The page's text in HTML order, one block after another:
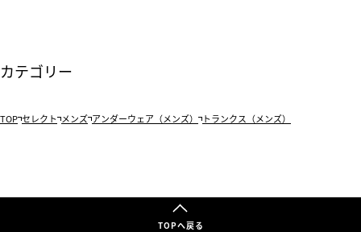
カテゴリー
TOP セレクト メンズ アンダーウェア（メンズ） トランクス（メンズ）
TOPへ戻る